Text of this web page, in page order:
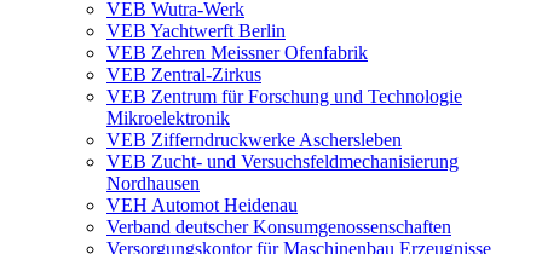
VEB Wutra-Werk
VEB Yachtwerft Berlin
VEB Zehren Meissner Ofenfabrik
VEB Zentral-Zirkus
VEB Zentrum für Forschung und Technologie
Mikroelektronik
VEB Zifferndruckwerke Aschersleben
VEB Zucht- und Versuchsfeldmechanisierung
Nordhausen
VEH Automot Heidenau
Verband deutscher Konsumgenossenschaften
Versorgungskontor für Maschinenbau Erzeugnisse